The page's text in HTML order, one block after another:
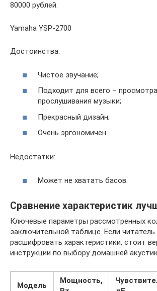
80000 рублей.
Yamaha YSP-2700
Достоинства:
Чистое звучание;
Подходит для всего –
прослушивания музыки;
Прекрасный дизайн;
Очень эргономичен.
Недостатки:
Может не хватать басов.
Сравнение характеристик
Ключевые параметры рассмотренных
заключительной таблице. Если читатель
расшифровать характеристики, стоит
инструкции по выбору домашней
Модель
Мощность,